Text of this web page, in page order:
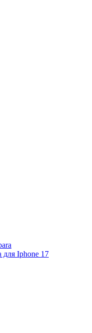
для Iphone 17